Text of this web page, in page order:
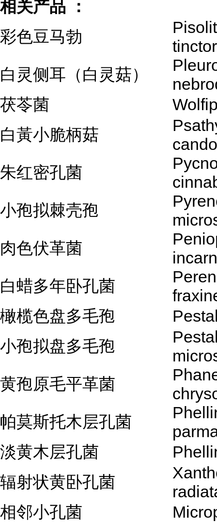
相关产品 ：
彩色豆马勃
白灵侧耳（白灵菇）
茯苓菌
白黃小脆柄菇
朱红密孔菌
小孢拟棘壳孢
肉色伏革菌
白蜡多年卧孔菌
橄榄色盘多毛孢
小孢拟盘多毛孢
黄孢原毛平革菌
帕莫斯托木层孔菌
淡黄木层孔菌
辐射状黄卧孔菌
相邻小孔菌